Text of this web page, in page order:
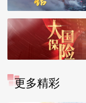
更多精彩